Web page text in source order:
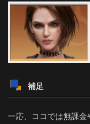
補足
一応、ココでは無課